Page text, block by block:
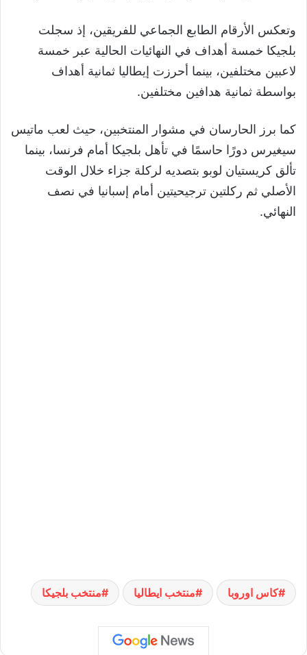
وتعكس الأرقام الطابع الجماعي للفريقين، إذ سجلت
بلجيكا خمسة أهداف في النهائيات الحالية عبر خمسة
لاعبين مختلفين، بينما أحرزت إيطاليا ثمانية أهداف
بواسطة ثمانية هدافين مختلفين.
كما برز الحارسان في مشوار المنتخبين، حيث لعب ماتيس
سيغيرس دورًا حاسمًا في تأهل بلجيكا أمام فرنسا، بينما
تألق كريستيان لوبو بتصديه لركلة جزاء خلال الوقت
الأصلي ثم ركلتين ترجيحيتين أمام إسبانيا في نصف
النهائي.
كاس اوروبا منتخب ايطاليا منتخب بلجيكا